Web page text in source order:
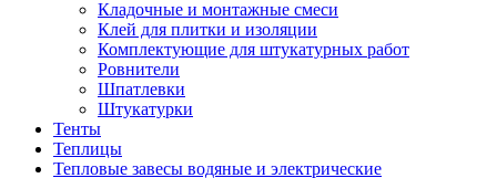
Кладочные и монтажные смеси
Клей для плитки и изоляции
Комплектующие для штукатурных работ
Ровнители
Шпатлевки
Штукатурки
Тенты
Теплицы
Тепловые завесы водяные и электрические